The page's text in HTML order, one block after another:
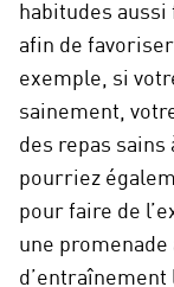
habitudes
afin de
exemple, si
sainement,
des repas sains
pourriez
pour faire de
une